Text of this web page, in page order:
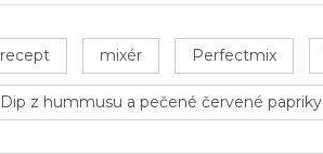
recept mixér Perfectmix
Dip z hummusu a pečené červené papriky